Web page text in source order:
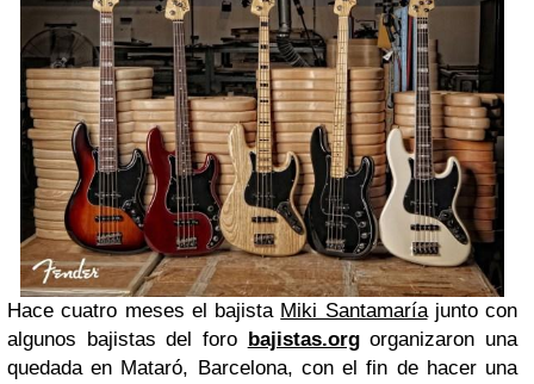
Hace cuatro meses el bajista Miki Santamaríajunto con
algunos bajistas del foro bajistas.orgorganizaron una
quedada en Mataró, Barcelona, con el fin de hacer una